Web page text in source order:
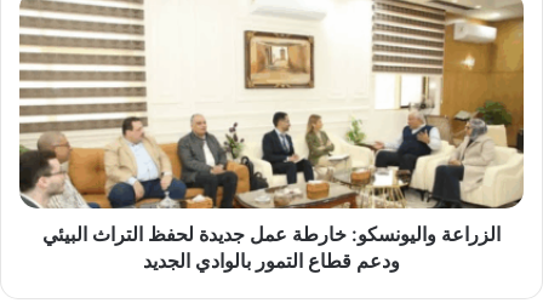
واليونسكو:
خارطة
جديدة
لحفظ
التراث
البيئي
ودعم
قطاعالزراعة واليونسكو: خارطة عمل جديدة لحفظ التراث البيئي
ودعم قطاع التمور بالوادي الجديد